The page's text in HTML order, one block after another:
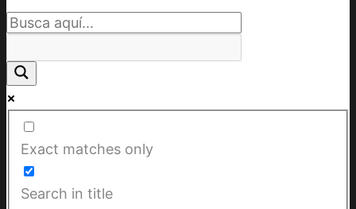
Exact matches only
Search in title